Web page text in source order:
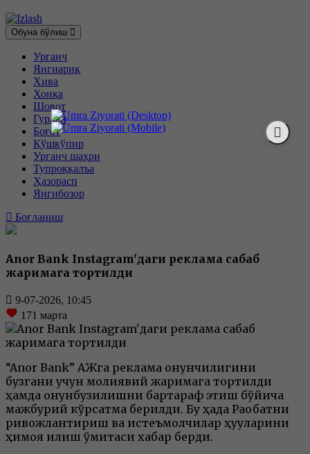
Обуна бўлиш
Урганч
Янгиариқ
Хива
Хонқа
Шовот
Гурлан
Боғот
Қўшкўпир
Урганч шаҳри
Тупроққалъа
Ҳазорасп
Янгибозор
Боғланиш
Anor Bank Instagram'даги реклама сабаб
жаримага тортилди
9-07-2026, 10:45
171 марта
“Anor Bank” АЖга реклама қонунчилигини
бузгани учун молиявий жаримага тортилди
ҳамда қонунбузилишни бартараф этиш бўйича
мажбурий кўрсатма берилди. Бу ҳақда Рақобатни
ривожлантириш ва истеъмолчилар ҳуқуқларини
ҳимоя қилиш қўмитаси хабар берди.